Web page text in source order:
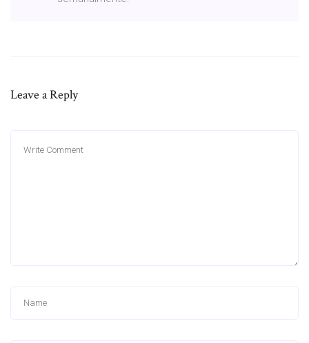
Leave a Reply